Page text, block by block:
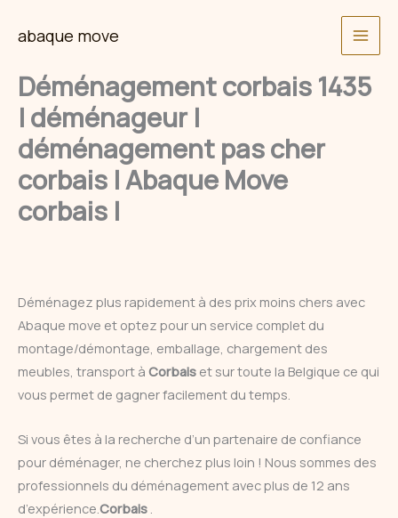
abaque move
Déménagement corbais 1435
| déménageur |
déménagement pas cher
corbais | Abaque Move
corbais |
Déménagez plus rapidement à des prix moins chers avec
Abaque move et optez pour un service complet du
montage/démontage, emballage, chargement des
meubles, transport à Corbais et sur toute la Belgique ce qui
vous permet de gagner facilement du temps.
Si vous êtes à la recherche d’un partenaire de confiance
pour déménager, ne cherchez plus loin ! Nous sommes des
professionnels du déménagement avec plus de 12 ans
d’expérience. Corbais